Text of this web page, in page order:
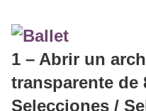
1 – Abrir un
transparente de
Selecciones /